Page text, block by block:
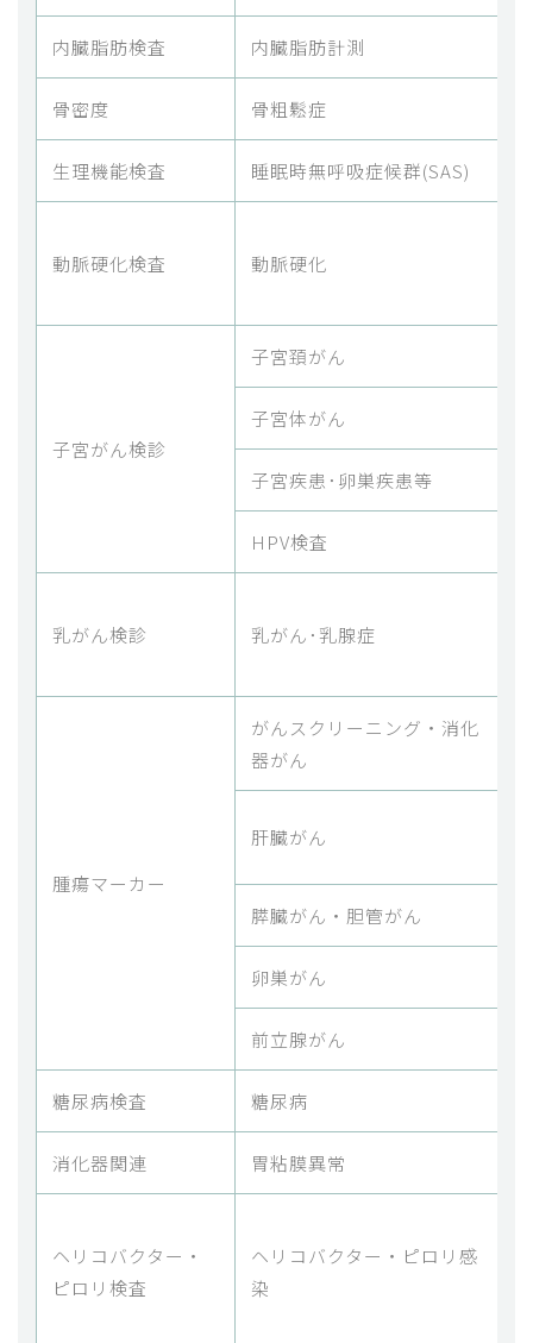
内臓脂肪検査 内臓脂肪計測
骨密度 骨粗鬆症
生理機能検査 睡眠時無呼吸症候群(SAS)
動脈硬化検査 動脈硬化
子宮がん検診
子宮頚がん
子宮体がん
子宮疾患･卵巣疾患等
HPV検査
乳がん検診 乳がん･乳腺症
腫瘍マーカー
がんスクリーニング・消化
器がん
肝臓がん
膵臓がん・胆管がん
卵巣がん
前立腺がん
糖尿病検査 糖尿病
消化器関連 胃粘膜異常
ヘリコバクター・
ピロリ検査
ヘリコバクター・ピロリ感
染